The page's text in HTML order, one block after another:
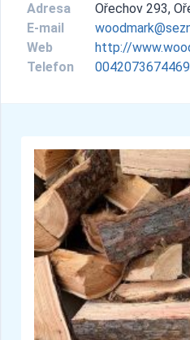
Adresa
Ořechov 293,
E-mail
Web
http://
Telefon